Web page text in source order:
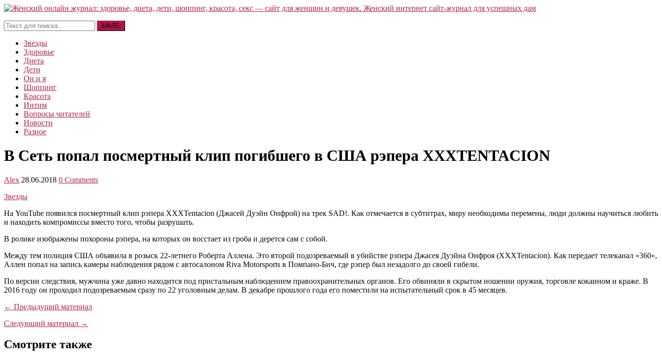
Звезды
Здоровье
Диета
Дети
Он и я
Шоппинг
Красота
Интим
Вопросы читателей
Новости
Разное
В Сеть попал посмертный клип погибшего в США рэпера XXXTENTACION
Alex 28.06.2018 0 Comments
Звезды
На YouTube появился посмертный клип рэпера XXXTentacion (Джасей Дуэйн Онфрой) на трек SAD!. Как отмечается в субтитрах, миру необходимы перемены, люди должны научиться любить
и находить компромиссы вместо того, чтобы разрушать.
В ролике изображены похороны рэпера, на которых он восстает из гроба и дерется сам с собой.
Между тем полиция США объявила в розыск 22‐летнего Роберта Аллена. Это второй подозреваемый в убийстве рэпера Джасея Дуэйна Онфроя (XXXTentacion). Как передает телеканал «360»,
Аллен попал на запись камеры наблюдения рядом с автосалоном Riva Motorsports в Помпано-Бич, где рэпер был незадолго до своей гибели.
По версии следствия, мужчина уже давно находится под пристальным наблюдением правоохранительных органов. Его обвиняли в скрытом ношении оружия, торговле кокаином и краже. В
2016 году он проходил подозреваемым сразу по 22 уголовным делам. В декабре прошлого года его поместили на испытательный срок в 45 месяцев.
← Предыдущий материал
Следующий материал →
Смотрите также